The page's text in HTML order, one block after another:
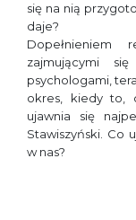
się na nią
daje?
zajmującymi
psychologami,
okres, kiedy to,
ujawnia się
Stawiszyński. Co
w nas?